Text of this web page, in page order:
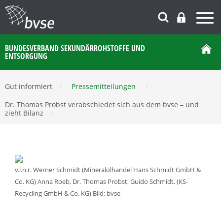
BUNDESVERBAND SEKUNDÄRROHSTOFFE UND
ENTSORGUNG
Gut informiert Pressemitteilungen
Dr. Thomas Probst verabschiedet sich aus dem bvse – und
zieht Bilanz
v.l.n.r. Werner Schmidt (Mineralölhandel Hans Schmidt GmbH &
Co. KG) Anna Roeb, Dr. Thomas Probst, Guido Schmidt, (KS-
Recycling GmbH & Co. KG) Bild: bvse